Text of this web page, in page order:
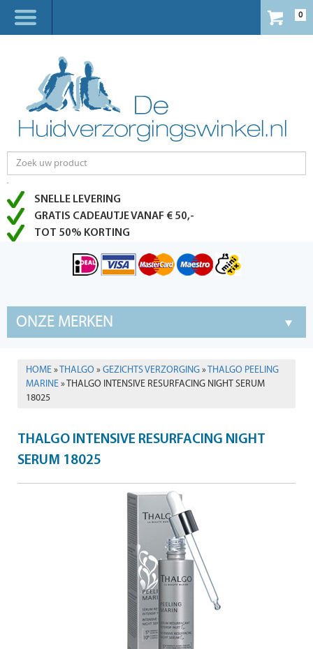
0
SNELLE LEVERING
GRATIS CADEAUTJE VANAF € 50,-
TOT 50% KORTING
ONZE MERKEN
HOME»THALGO »GEZICHTS VERZORGING»THALGO PEELING
MARINE» THALGO INTENSIVE RESURFACING NIGHT SERUM
18025
THALGO INTENSIVE RESURFACING NIGHT
SERUM 18025